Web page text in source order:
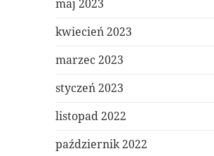
maj 2023
kwiecień 2023
marzec 2023
styczeń 2023
listopad 2022
październik 2022